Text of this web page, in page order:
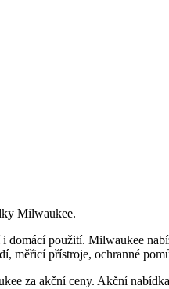
Milwaukee.
domácí použití. Milwaukee
měřicí přístroje, ochranné
za akční ceny. Akční